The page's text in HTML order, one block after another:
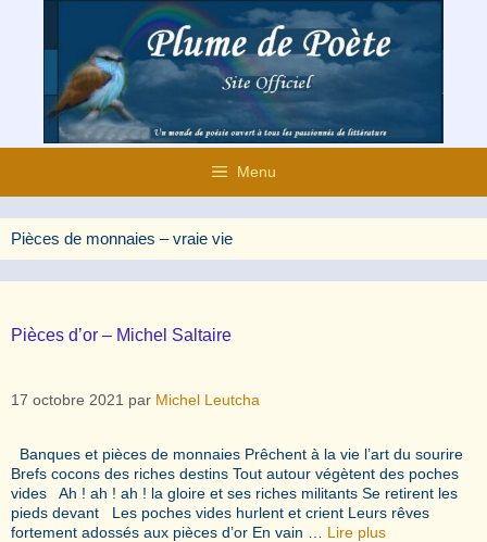
contenu
Menu
Pièces de monnaies – vraie vie
Pièces d’or – Michel Saltaire
17 octobre 2021 par Michel Leutcha
Banques et pièces de monnaies Prêchent à la vie l’art du sourire
Brefs cocons des riches destins Tout autour végètent des poches
vides Ah ! ah ! ah ! la gloire et ses riches militants Se retirent les
pieds devant Les poches vides hurlent et crient Leurs rêves
fortement adossés aux pièces d’or En vain … Lire plus